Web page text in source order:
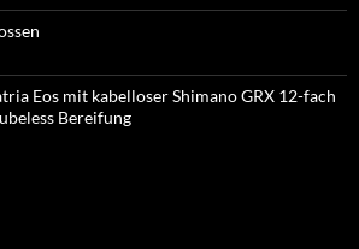
Eos mit kabelloser Shimano GRX 12-fach
Bereifung